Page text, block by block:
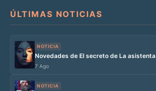
ÚLTIMAS NOTICIAS
NOTICIA
Novedades de El secreto de La asistenta
7 Ago
NOTICIA